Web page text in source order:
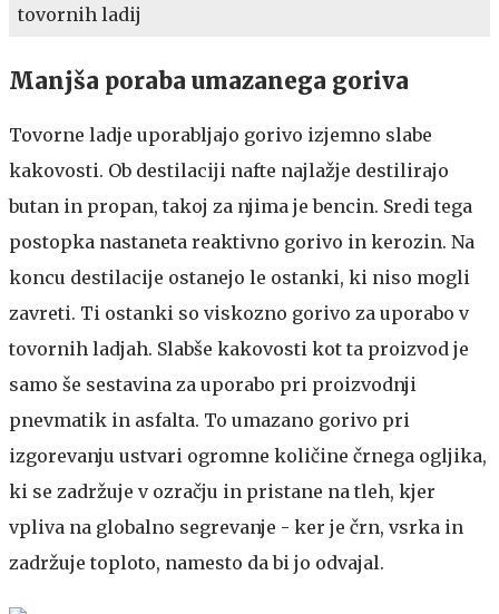
tovornih ladij
Manjša poraba umazanega goriva
Tovorne ladje uporabljajo gorivo izjemno slabe
kakovosti. Ob destilaciji nafte najlažje destilirajo
butan in propan, takoj za njima je bencin. Sredi tega
postopka nastaneta reaktivno gorivo in kerozin. Na
koncu destilacije ostanejo le ostanki, ki niso mogli
zavreti. Ti ostanki so viskozno gorivo za uporabo v
tovornih ladjah. Slabše kakovosti kot ta proizvod je
samo še sestavina za uporabo pri proizvodnji
pnevmatik in asfalta. To umazano gorivo pri
izgorevanju ustvari ogromne količine črnega ogljika,
ki se zadržuje v ozračju in pristane na tleh, kjer
vpliva na globalno segrevanje - ker je črn, vsrka in
zadržuje toploto, namesto da bi jo odvajal.